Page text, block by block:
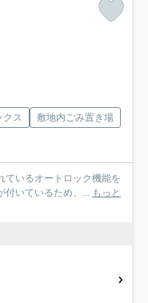
クス
敷地内ごみ置き場
ているオートロック機能を
付いているため、... もっと